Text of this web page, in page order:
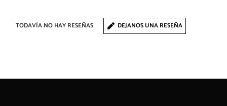
TODAVÍA NO HAY RESEÑAS DEJANOS UNA RESEÑA